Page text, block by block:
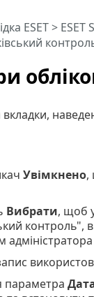
ESET> ESET
вкладки,
Увімкнено,
Вибрати, щоб
параметра